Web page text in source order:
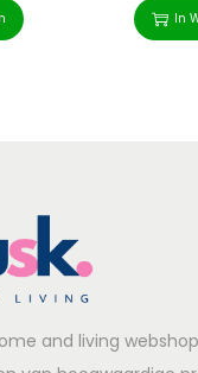
In
and living